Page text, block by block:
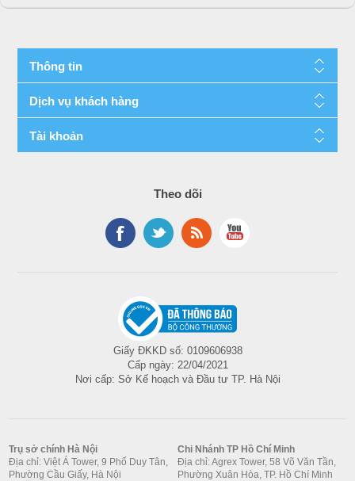
Thông tin
Dịch vụ khách hàng
Tài khoản
Theo dõi
Giấy ĐKKD số: 0109606938
Cấp ngày: 22/04/2021
Nơi cấp: Sở Kế hoạch và Đầu tư TP. Hà Nội
Trụ sở chính Hà Nội
Địa chỉ: Việt Á Tower, 9 Phố Duy Tân,
Phường Cầu Giấy, Hà Nội
Chi Nhánh TP Hồ Chí Minh
Địa chỉ: Agrex Tower, 58 Võ Văn Tần,
Phường Xuân Hòa, TP. Hồ Chí Minh